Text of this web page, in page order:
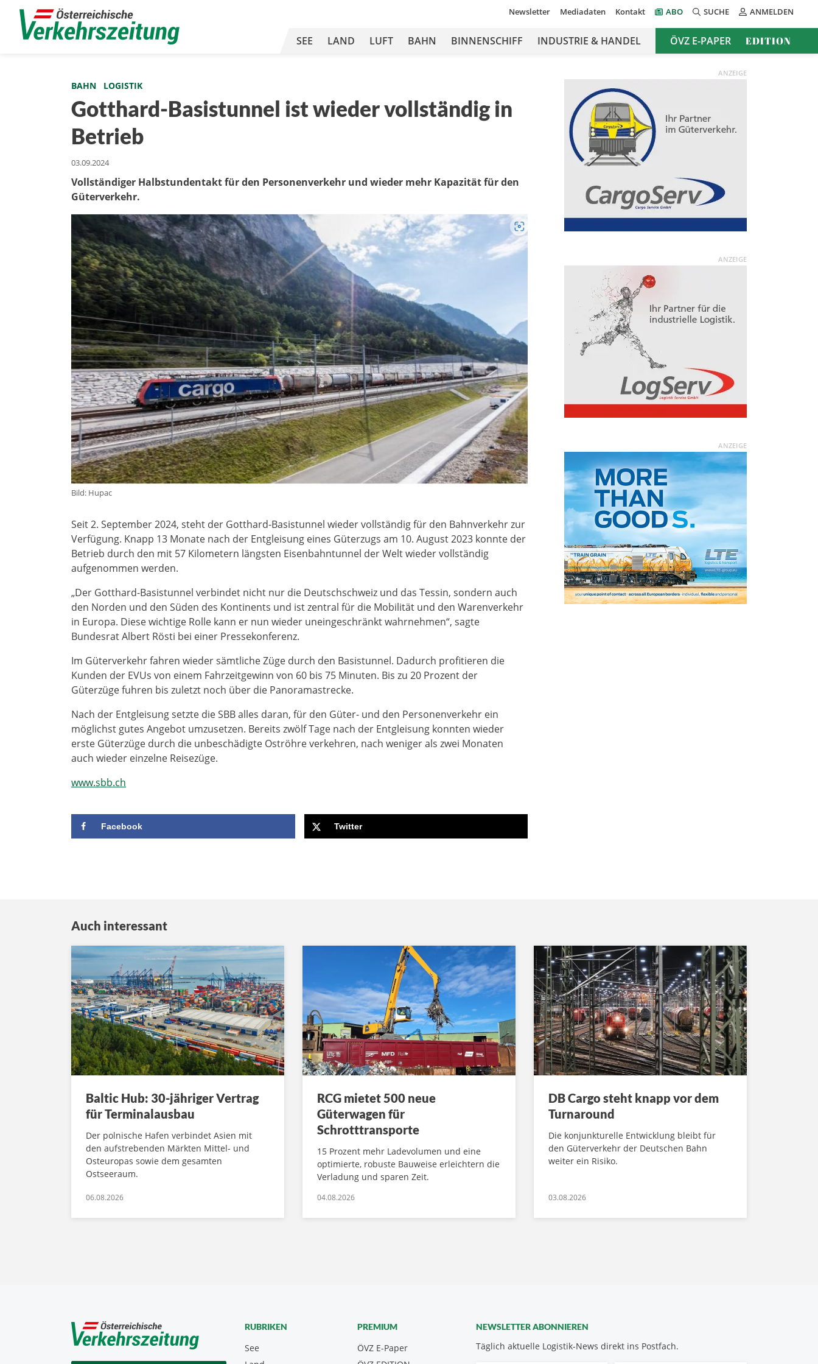
Newsletter Mediadaten Kontakt ABO SUCHE ANMELDEN
SEE LAND LUFT BAHN BINNENSCHIFF INDUSTRIE & HANDEL ÖVZ E-PAPER EDITION
BAHN LOGISTIK
Gotthard-Basistunnel ist wieder vollständig in
Betrieb
03.09.2024
Vollständiger Halbstundentakt für den Personenverkehr und wieder mehr Kapazität für den
Güterverkehr.
Bild: Hupac
Seit 2. September 2024, steht der Gotthard-Basistunnel wieder vollständig für den Bahnverkehr zur
Verfügung. Knapp 13 Monate nach der Entgleisung eines Güterzugs am 10. August 2023 konnte der
Betrieb durch den mit 57 Kilometern längsten Eisenbahntunnel der Welt wieder vollständig
aufgenommen werden.
„Der Gotthard-Basistunnel verbindet nicht nur die Deutschschweiz und das Tessin, sondern auch
den Norden und den Süden des Kontinents und ist zentral für die Mobilität und den Warenverkehr
in Europa. Diese wichtige Rolle kann er nun wieder uneingeschränkt wahrnehmen“, sagte
Bundesrat Albert Rösti bei einer Pressekonferenz.
Im Güterverkehr fahren wieder sämtliche Züge durch den Basistunnel. Dadurch profitieren die
Kunden der EVUs von einem Fahrzeitgewinn von 60 bis 75 Minuten. Bis zu 20 Prozent der
Güterzüge fuhren bis zuletzt noch über die Panoramastrecke.
Nach der Entgleisung setzte die SBB alles daran, für den Güter- und den Personenverkehr ein
möglichst gutes Angebot umzusetzen. Bereits zwölf Tage nach der Entgleisung konnten wieder
erste Güterzüge durch die unbeschädigte Oströhre verkehren, nach weniger als zwei Monaten
auch wieder einzelne Reisezüge.
www.sbb.ch
Facebook Twitter
ANZEIGE
ANZEIGE
ANZEIGE
Auch interessant
Baltic Hub: 30-jähriger Vertrag
für Terminalausbau
Der polnische Hafen verbindet Asien mit
den aufstrebenden Märkten Mittel- und
Osteuropas sowie dem gesamten
Ostseeraum.
06.08.2026
RCG mietet 500 neue
Güterwagen für
Schrotttransporte
15 Prozent mehr Ladevolumen und eine
optimierte, robuste Bauweise erleichtern die
Verladung und sparen Zeit.
04.08.2026
DB Cargo steht knapp vor dem
Turnaround
Die konjunkturelle Entwicklung bleibt für
den Güterverkehr der Deutschen Bahn
weiter ein Risiko.
03.08.2026
NEWSLETTER ABONNIEREN
Täglich aktuelle Logistik-News direkt ins Postfach.
RUBRIKEN
See
PREMIUM
ÖVZ E-Paper